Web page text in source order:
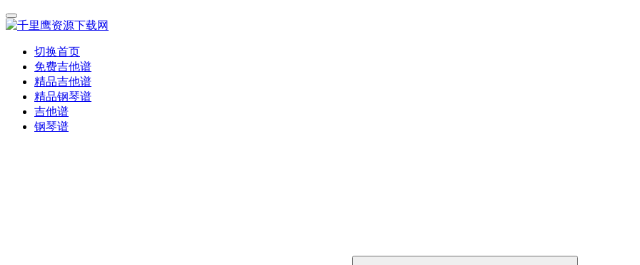
切换首页
免费吉他谱
精品吉他谱
精品钢琴谱
吉他谱
钢琴谱